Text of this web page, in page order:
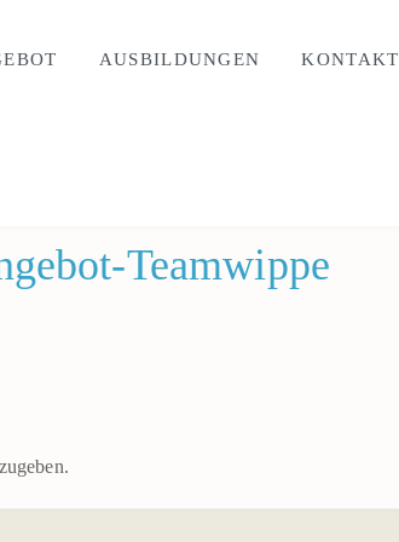
AUSBILDUNGEN KONTAKT
Teamwippe